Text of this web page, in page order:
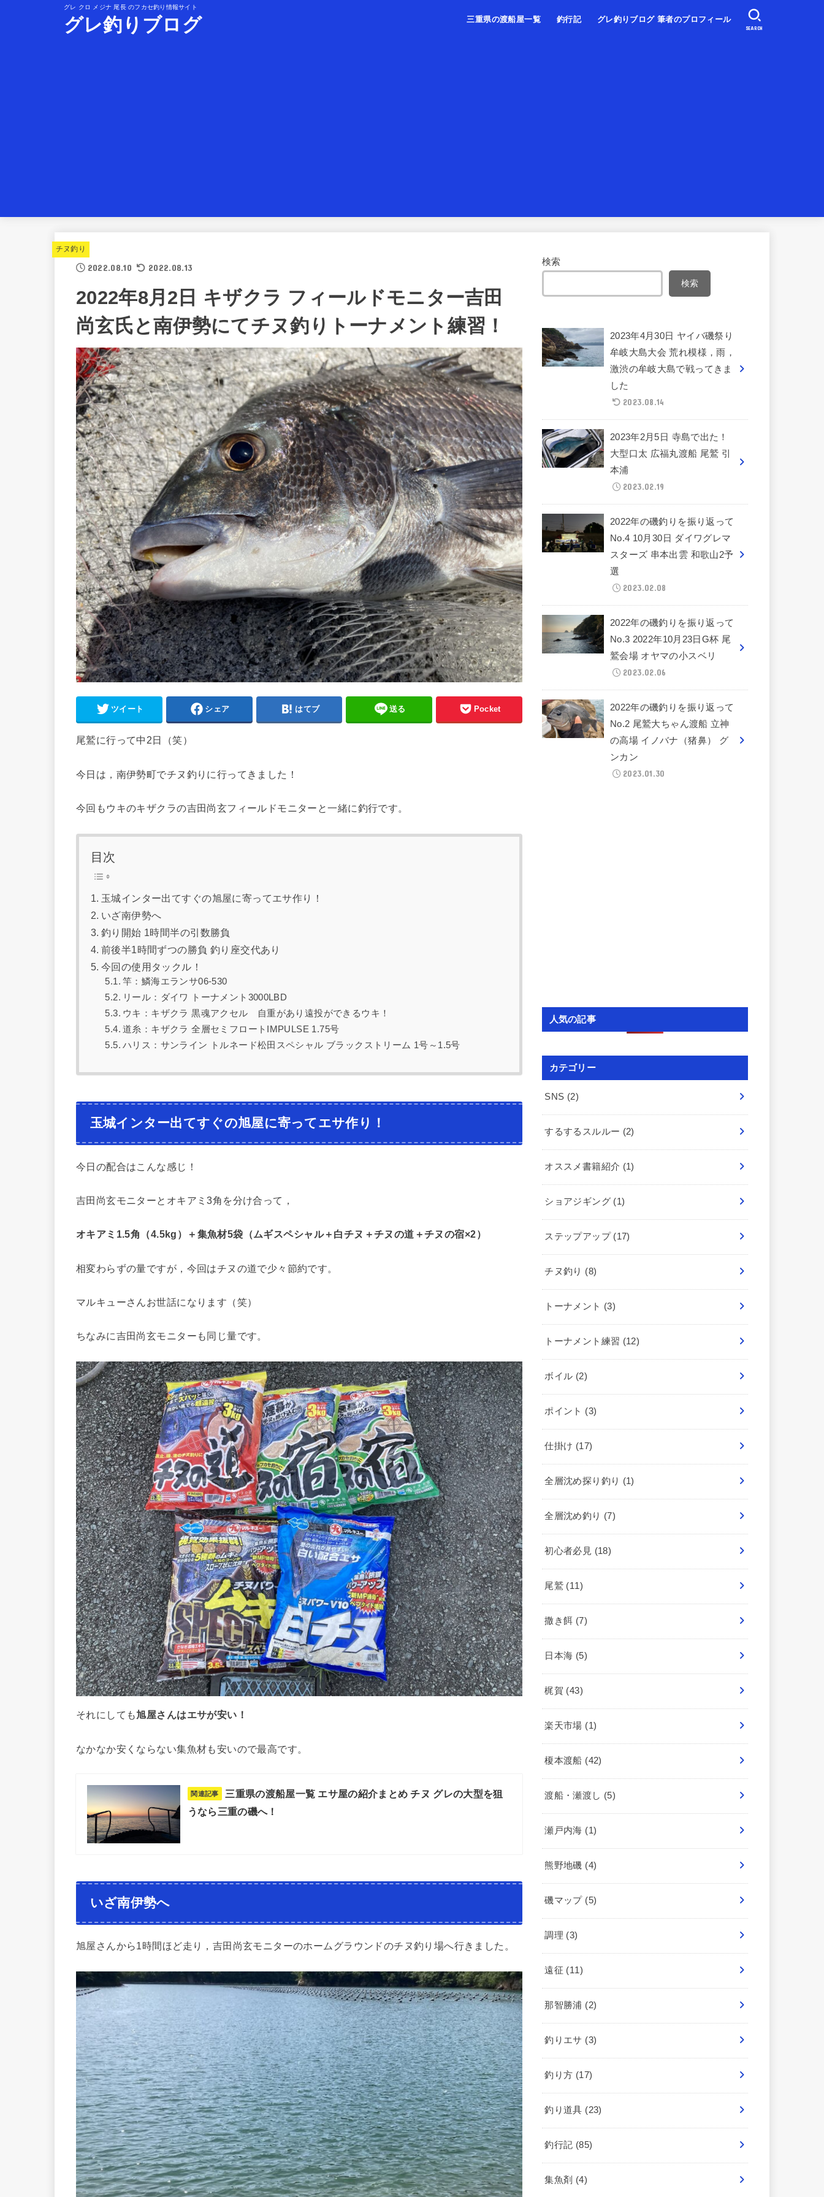
グレ クロ メジナ 尾長 のフカセ釣り情報サイト
グレ釣りブログ 三重県の渡船屋一覧 釣行記 グレ釣りブログ 筆者のプロフィール
SEARCH
チヌ釣り
2022.08.10 2022.08.13
2022年8月2日 キザクラ フィールドモニター吉田
尚玄氏と南伊勢にてチヌ釣りトーナメント練習！
ツイート シェア はてブ 送る Pocket
尾鷲に行って中2日（笑）
今日は，南伊勢町でチヌ釣りに行ってきました！
今回もウキのキザクラの吉田尚玄フィールドモニターと一緒に釣行です。
目次
玉城インター出てすぐの旭屋に寄ってエサ作り！
いざ南伊勢へ
釣り開始 1時間半の引数勝負
前後半1時間ずつの勝負 釣り座交代あり
今回の使用タックル！
竿：鱗海エランサ06-530
リール：ダイワ トーナメント3000LBD
ウキ：キザクラ 黒魂アクセル 自重があり遠投ができるウキ！
道糸：キザクラ 全層セミフロートIMPULSE 1.75号
ハリス：サンライン トルネード松田スペシャル ブラックストリーム 1号～1.5号
玉城インター出てすぐの旭屋に寄ってエサ作り！
今日の配合はこんな感じ！
吉田尚玄モニターとオキアミ3角を分け合って，
オキアミ1.5角（4.5kg）＋集魚材5袋（ムギスペシャル＋白チヌ＋チヌの道＋チヌの宿×2）
相変わらずの量ですが，今回はチヌの道で少々節約です。
マルキューさんお世話になります（笑）
ちなみに吉田尚玄モニターも同じ量です。
それにしても旭屋さんはエサが安い！
なかなか安くならない集魚材も安いので最高です。
関連記事
三重県の渡船屋一覧 エサ屋の紹介まとめ チヌ グレの大型を狙
うなら三重の磯へ！
いざ南伊勢へ
旭屋さんから1時間ほど走り，吉田尚玄モニターのホームグラウンドのチヌ釣り場へ行きました。
検索
検索
2023年4月30日 ヤイバ磯祭り
牟岐大島大会 荒れ模様，雨，
激渋の牟岐大島で戦ってきま
した
2023.08.14
2023年2月5日 寺島で出た！
大型口太 広福丸渡船 尾鷲 引
本浦
2023.02.19
2022年の磯釣りを振り返って
No.4 10月30日 ダイワグレマ
スターズ 串本出雲 和歌山2予
選
2023.02.08
2022年の磯釣りを振り返って
No.3 2022年10月23日G杯 尾
鷲会場 オヤマの小スベリ
2023.02.06
2022年の磯釣りを振り返って
No.2 尾鷲大ちゃん渡船 立神
の高場 イノバナ（猪鼻） グ
ンカン
2023.01.30
人気の記事
カテゴリー
SNS (2)
するするスルルー (2)
オススメ書籍紹介 (1)
ショアジギング (1)
ステップアップ (17)
チヌ釣り (8)
トーナメント (3)
トーナメント練習 (12)
ボイル (2)
ポイント (3)
仕掛け (17)
全層沈め探り釣り (1)
全層沈め釣り (7)
初心者必見 (18)
尾鷲 (11)
撒き餌 (7)
日本海 (5)
梶賀 (43)
楽天市場 (1)
榎本渡船 (42)
渡船・瀬渡し (5)
瀬戸内海 (1)
熊野地磯 (4)
磯マップ (5)
調理 (3)
遠征 (11)
那智勝浦 (2)
釣りエサ (3)
釣り方 (17)
釣り道具 (23)
釣行記 (85)
集魚剤 (4)